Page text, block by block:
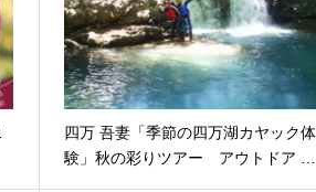
四万 吾妻「季節の四万湖カヤック体
験」秋の彩りツアー アウトドア …